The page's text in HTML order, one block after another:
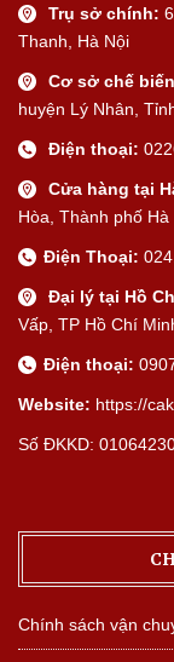
Trụ sở chính:
Thanh, Hà Nội
Cơ sở chế
huyện Lý Nhân,
Điện thoại:
Cửa hàng tại
Hòa, Thành phố Hà
Điện Thoại:
Đại lý tại Hồ
Vấp, TP Hồ Chí
Điện thoại:
Website: https://
Số ĐKKD:
Chính sách vận